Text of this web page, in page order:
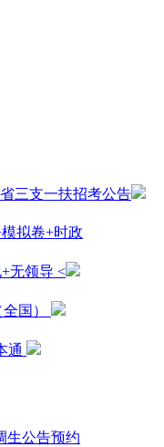
三支一扶招考公告
拟卷+时政
无领导 <
国）
通
生公告预约